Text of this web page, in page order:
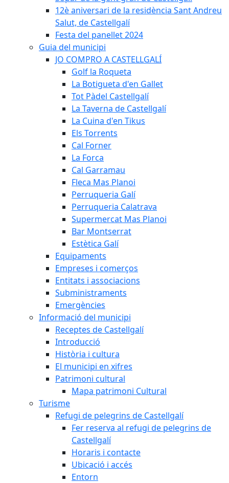
12è aniversari de la residència Sant Andreu
Salut, de Castellgalí
Festa del panellet 2024
Guia del municipi
JO COMPRO A CASTELLGALÍ
Golf la Roqueta
La Botigueta d'en Gallet
Tot Pàdel Castellgalí
La Taverna de Castellgalí
La Cuina d'en Tikus
Els Torrents
Cal Forner
La Forca
Cal Garramau
Fleca Mas Planoi
Perruqueria Galí
Perruqueria Calatrava
Supermercat Mas Planoi
Bar Montserrat
Estètica Galí
Equipaments
Empreses i comerços
Entitats i associacions
Subministraments
Emergències
Informació del municipi
Receptes de Castellgalí
Introducció
Història i cultura
El municipi en xifres
Patrimoni cultural
Mapa patrimoni Cultural
Turisme
Refugi de pelegrins de Castellgalí
Fer reserva al refugi de pelegrins de
Castellgalí
Horaris i contacte
Ubicació i accés
Entorn